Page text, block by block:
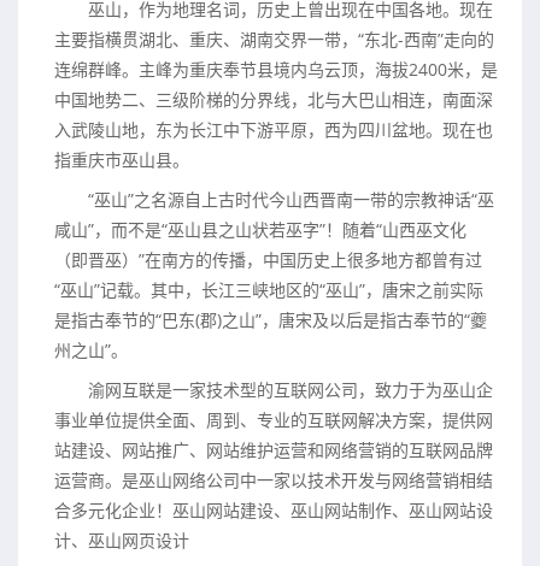
巫山，作为地理名词，历史上曾出现在中国各地。现在
主要指横贯湖北、重庆、湖南交界一带，“东北-西南”走向的
连绵群峰。主峰为重庆奉节县境内乌云顶，海拔2400米，是
中国地势二、三级阶梯的分界线，北与大巴山相连，南面深
入武陵山地，东为长江中下游平原，西为四川盆地。现在也
指重庆市巫山县。
“巫山”之名源自上古时代今山西晋南一带的宗教神话“巫
咸山”，而不是“巫山县之山状若巫字”！随着“山西巫文化
（即晋巫）”在南方的传播，中国历史上很多地方都曾有过
“巫山”记载。其中，长江三峡地区的“巫山”，唐宋之前实际
是指古奉节的“巴东(郡)之山”，唐宋及以后是指古奉节的“夔
州之山”。
渝网互联是一家技术型的互联网公司，致力于为巫山企
事业单位提供全面、周到、专业的互联网解决方案，提供网
站建设、网站推广、网站维护运营和网络营销的互联网品牌
运营商。是巫山网络公司中一家以技术开发与网络营销相结
合多元化企业！巫山网站建设、巫山网站制作、巫山网站设
计、巫山网页设计